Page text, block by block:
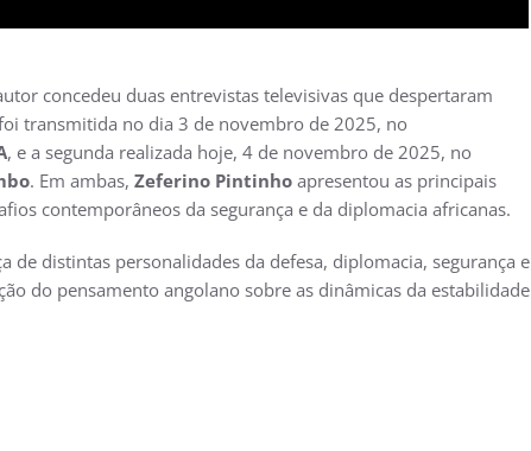
concedeu duas entrevistas televisivas que despertaram
transmitida no dia 3 de novembro de 2025, no
, e a segunda realizada hoje, 4 de novembro de 2025, no
. Em ambas, Zeferino Pintinho apresentou as principais
contemporâneos da segurança e da diplomacia africanas.
de distintas personalidades da defesa, diplomacia, segurança e
do pensamento angolano sobre as dinâmicas da estabilidade